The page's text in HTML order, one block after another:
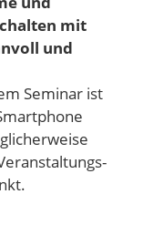
mit
und
Seminar ist